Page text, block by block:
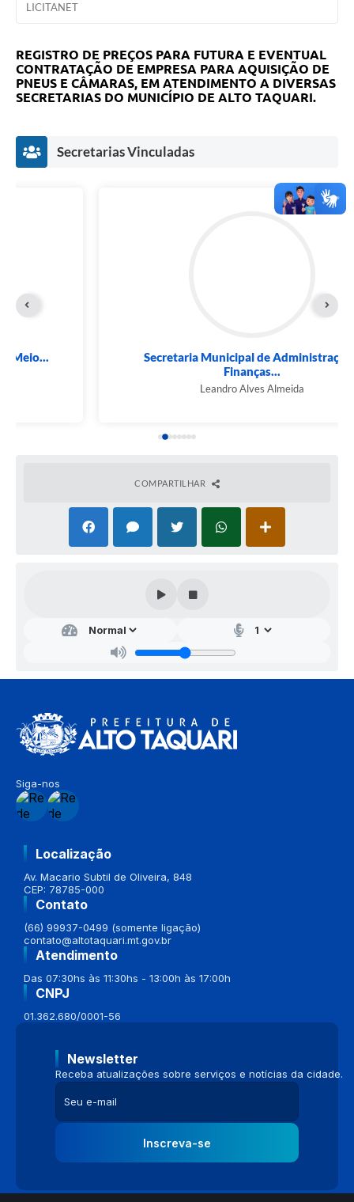
LICITANET
REGISTRO DE PREÇOS PARA FUTURA E EVENTUAL
CONTRATAÇÃO DE EMPRESA PARA AQUISIÇÃO DE
PNEUS E CÂMARAS, EM ATENDIMENTO A DIVERSAS
SECRETARIAS DO MUNICÍPIO DE ALTO TAQUARI.
Secretarias Vinculadas
Secretaria Municipal de Administração e
Leandro Alves Almeida
COMPARTILHAR
Siga-nos
Localização
Av. Macario Subtil de Oliveira, 848
CEP: 78785-000
Contato
(66) 99937-0499 (somente ligação)
contato@altotaquari.mt.gov.br
Atendimento
Das 07:30hs às 11:30hs - 13:00h às 17:00h
CNPJ
01.362.680/0001-56
Newsletter
Receba atualizações sobre serviços e notícias da cidade.
Inscreva-se